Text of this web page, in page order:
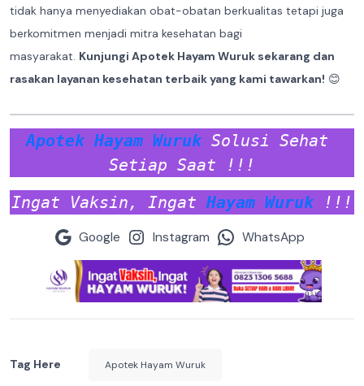
tidak hanya menyediakan obat-obatan berkualitas tetapi juga
berkomitmen menjadi mitra kesehatan bagi
masyarakat. Kunjungi Apotek Hayam Wuruk sekarang dan
rasakan layanan kesehatan terbaik yang kami tawarkan! 😊
Apotek Hayam Wuruk Solusi Sehat
Setiap Saat !!!
Ingat Vaksin, Ingat Hayam Wuruk !!!
Google Instagram WhatsApp
Tag Here Apotek Hayam Wuruk